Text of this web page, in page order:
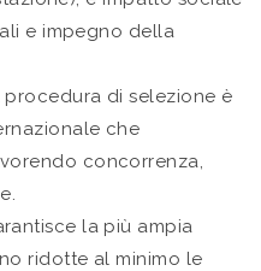
e impegno della
di selezione è
che
concorrenza,
la più ampia
ridotte al minimo le